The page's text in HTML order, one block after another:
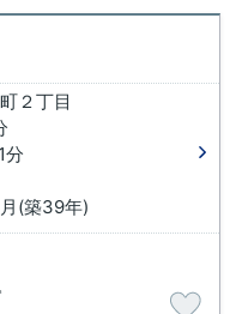
２丁目
分
(築39年)